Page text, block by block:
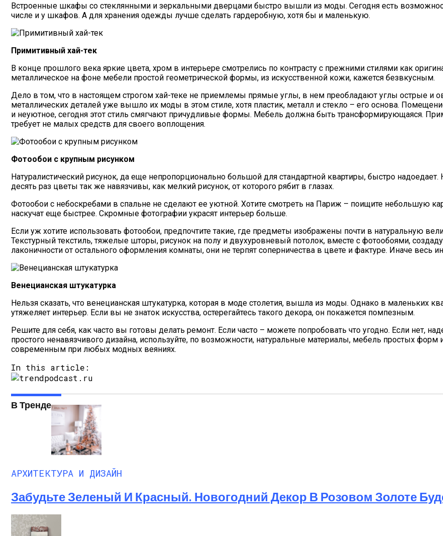
Встроенные шкафы со стеклянными и зеркальными дверцами быстро вышли из моды. Сегодня есть
числе и у шкафов. А для хранения одежды лучше сделать гардеробную, хотя бы и маленькую.
Примитивный хай-тек
В конце прошлого века яркие цвета, хром в интерьере смотрелись по контрасту с прежними стилями как
металлическое на фоне мебели простой геометрической формы, из искусственной кожи, кажется безвкусным.
Дело в том, что в настоящем строгом хай-теке не приемлемы прямые углы, в нем преобладают углы острые и
металлических деталей уже вышло их моды в этом стиле, хотя пластик, металл и стекло – его основа.
и неуютное, сегодня этот стиль смягчают причудливые формы. Мебель должна быть трансформирующаяся.
требует не малых средств для своего воплощения.
Фотообои с крупным рисунком
Натуралистический рисунок, да еще непропорционально большой для стандартной квартиры, быстро
десять раз цветы так же навязчивы, как мелкий рисунок, от которого рябит в глазах.
Фотообои с небоскребами в спальне не сделают ее уютной. Хотите смотреть на Париж – поищите небольшую
наскучат еще быстрее. Скромные фотографии украсят интерьер больше.
Если уж хотите использовать фотообои, предпочтите такие, где предметы изображены почти в натуральную
Текстурный текстиль, тяжелые шторы, рисунок на полу и двухуровневый потолок, вместе с фотообоями,
лаконичности от остального оформления комнаты, они не терпят соперничества в цвете и фактуре. Иначе весь
Венецианская штукатурка
Нельзя сказать, что венецианская штукатурка, которая в моде столетия, вышла из моды. Однако в маленьких
утяжеляет интерьер. Если вы не знаток искусства, остерегайтесь такого декора, он покажется помпезным.
Решите для себя, как часто вы готовы делать ремонт. Если часто – можете попробовать что угодно. Если нет,
простого ненавязчивого дизайна, используйте, по возможности, натуральные материалы, мебель простых
современным при любых модных веяниях.
In this article:
В Тренде
АРХИТЕКТУРА И ДИЗАЙН
Забудьте Зеленый И Красный. Новогодний Декор В Розовом Золоте